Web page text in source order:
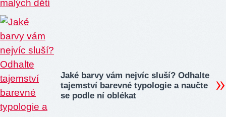
Jaké barvy vám nejvíc sluší? Odhalte
tajemství barevné typologie a naučte
se podle ní oblékat